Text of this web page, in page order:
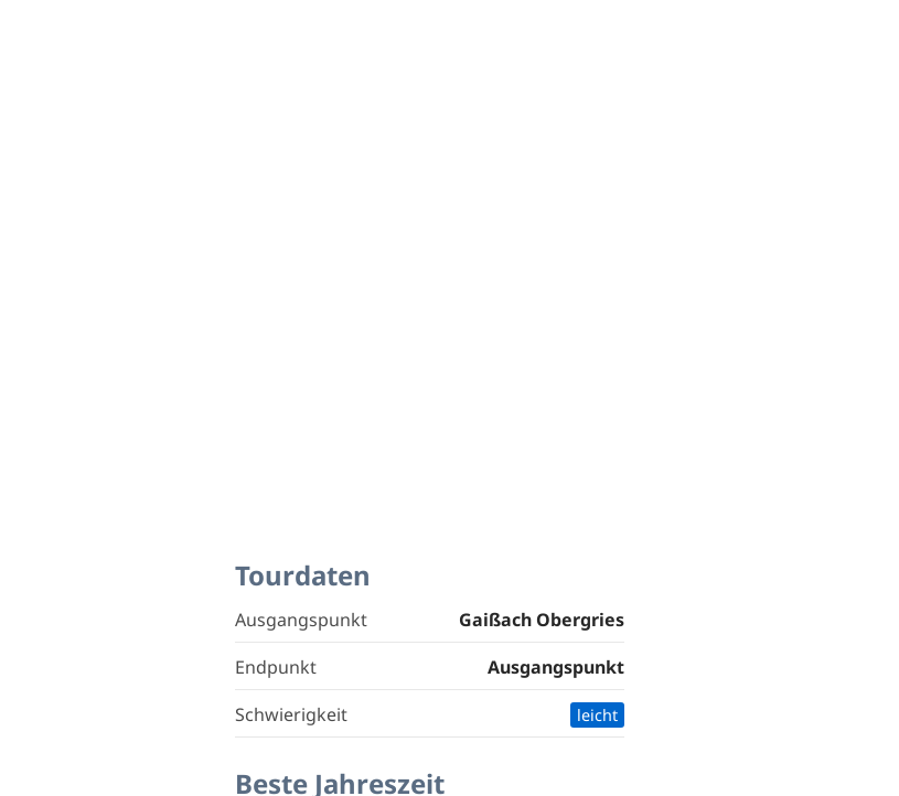
Tourdaten
Ausgangspunkt
Gaißach Obergries
Endpunkt
Ausgangspunkt
Schwierigkeit
leicht
Beste Jahreszeit